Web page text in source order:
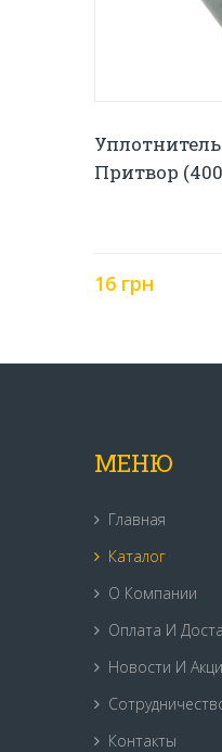
Притвор
16 грн
МЕНЮ
Главная
Каталог
О Компании
Оплата И
Новости И
Контакты